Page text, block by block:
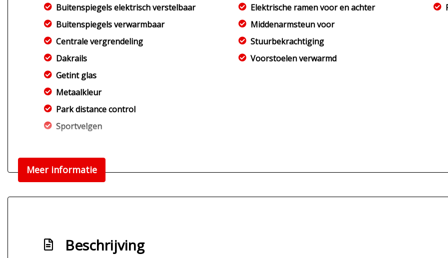
Buitenspiegels elektrisch verstelbaar
Buitenspiegels verwarmbaar
Centrale vergrendeling
Dakrails
Getint glas
Metaalkleur
Park distance control
Sportvelgen
Elektrische ramen voor en achter
Middenarmsteun voor
Stuurbekrachtiging
Voorstoelen verwarmd
Meer informatie
Beschrijving